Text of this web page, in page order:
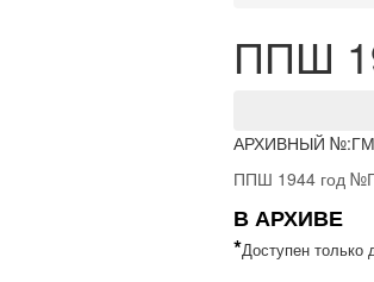
ППШ
АРХИВНЫЙ №:
ППШ 1944 год
В АРХИВЕ
*Доступен только